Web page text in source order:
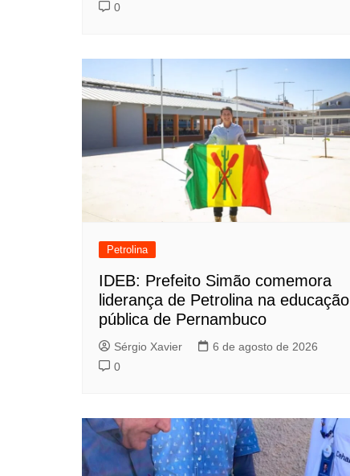
0
Petrolina
IDEB: Prefeito Simão comemora
liderança de Petrolina na educação
pública de Pernambuco
Sérgio Xavier
6 de agosto de 2026
0